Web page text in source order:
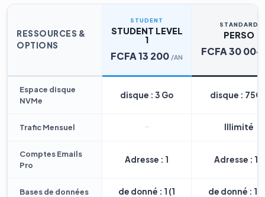
RESSOURCES &
OPTIONS
STUDENT
STUDENT LEVEL
1
FCFA 13 200 /AN
STANDARD
PERSO
FCFA 30 004
Espace disque
NVMe
disque : 3 Go disque :
Trafic Mensuel Illimité
Comptes Emails
Pro
Adresse : 1 Adresse : 10
Bases de données
de donné : 1 (1
de donné : 1